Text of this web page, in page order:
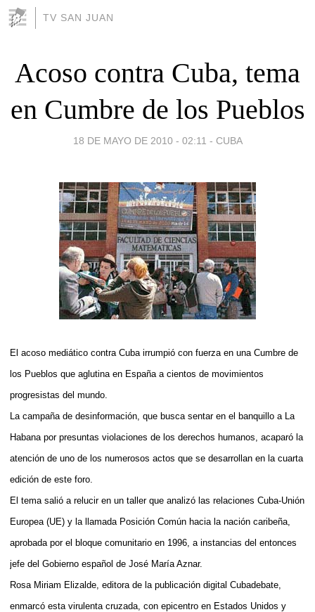
TV SAN JUAN
Acoso contra Cuba, tema
en Cumbre de los Pueblos
18 DE MAYO DE 2010 - 02:11 - CUBA
El acoso mediático contra Cuba irrumpió con fuerza en una Cumbre de
los Pueblos que aglutina en España a cientos de movimientos
progresistas del mundo.
La campaña de desinformación, que busca sentar en el banquillo a La
Habana por presuntas violaciones de los derechos humanos, acaparó la
atención de uno de los numerosos actos que se desarrollan en la cuarta
edición de este foro.
El tema salió a relucir en un taller que analizó las relaciones Cuba-Unión
Europea (UE) y la llamada Posición Común hacia la nación caribeña,
aprobada por el bloque comunitario en 1996, a instancias del entonces
jefe del Gobierno español de José María Aznar.
Rosa Miriam Elizalde, editora de la publicación digital Cubadebate,
enmarcó esta virulenta cruzada, con epicentro en Estados Unidos y